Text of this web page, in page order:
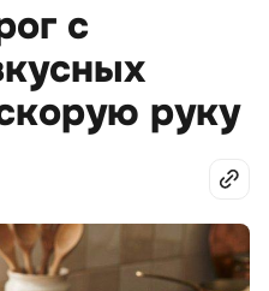
с
руку